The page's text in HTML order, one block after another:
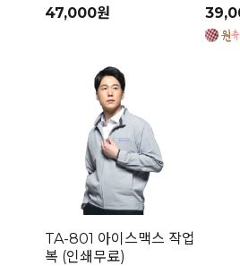
47,000원
TA-801 아이스맥스 작업
복 (인쇄무료)